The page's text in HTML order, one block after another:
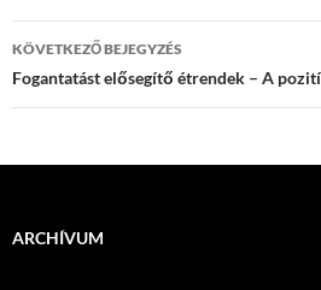
KÖVETKEZŐ BEJEGYZÉS
Fogantatást elősegítő étrendek – A
ARCHÍVUM